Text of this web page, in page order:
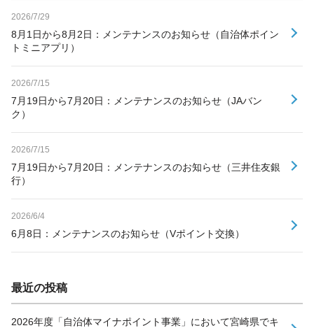
2026/7/29
8月1日から8月2日：メンテナンスのお知らせ（自治体ポイン
トミニアプリ）
2026/7/15
7月19日から7月20日：メンテナンスのお知らせ（JAバン
ク）
2026/7/15
7月19日から7月20日：メンテナンスのお知らせ（三井住友銀
行）
2026/6/4
6月8日：メンテナンスのお知らせ（Vポイント交換）
最近の投稿
2026年度「自治体マイナポイント事業」において宮崎県でキ